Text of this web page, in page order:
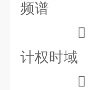
计
